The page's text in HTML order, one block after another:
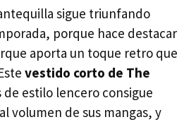
sigue triunfando
porque hace destacar
aporta un toque retro que
vestido corto de The
de estilo lencero consigue
volumen de sus mangas, y